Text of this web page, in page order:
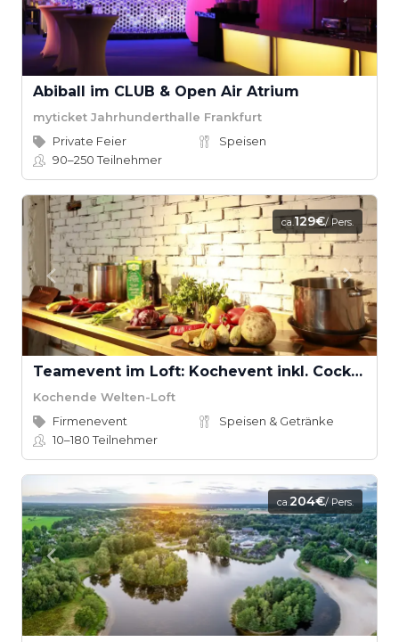
Abiball im CLUB & Open Air Atrium
myticket Jahrhunderthalle Frankfurt
Private Feier
Speisen
90–250Teilnehmer
ca.129€/ Pers.
Teamevent im Loft: Kochevent inkl. Cocktail-Workshop ab 16 Teilnehmern
Kochende Welten-Loft
Firmenevent
Speisen & Getränke
10–180Teilnehmer
ca.204€/ Pers.